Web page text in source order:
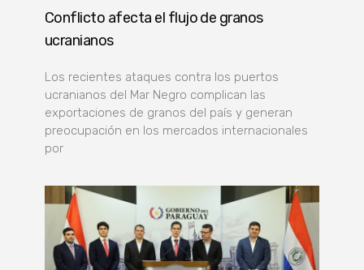
Conflicto afecta el flujo de granos
ucranianos
Los recientes ataques contra los puertos
ucranianos del Mar Negro complican las
exportaciones de granos del país y generan
preocupación en los mercados internacionales
por